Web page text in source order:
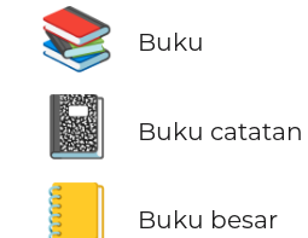
📚 Buku
📓 Buku catatan
📒 Buku besar